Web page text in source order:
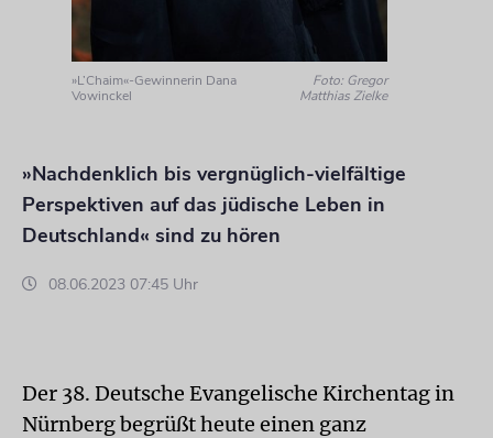
»L’Chaim«-Gewinnerin Dana
Vowinckel
Foto: Gregor
Matthias Zielke
»Nachdenklich bis vergnüglich-vielfältige
Perspektiven auf das jüdische Leben in
Deutschland« sind zu hören
08.06.2023 07:45 Uhr
Der 38. Deutsche Evangelische Kirchentag in
Nürnberg begrüßt heute einen ganz